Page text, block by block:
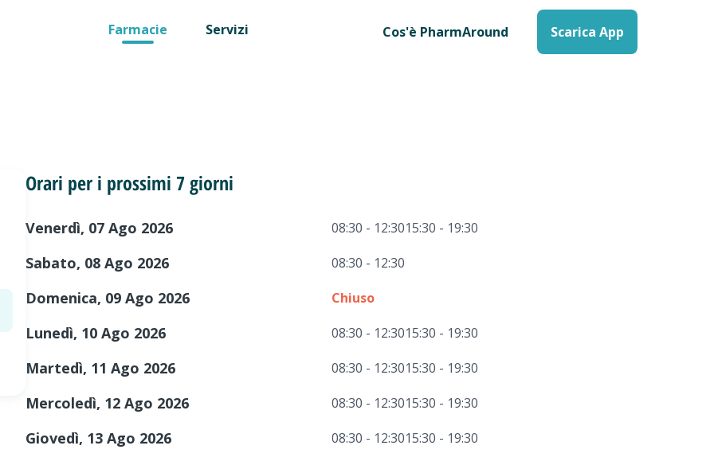
Farmacie Servizi Cos'è PharmAround Scarica App
Orari per i prossimi 7 giorni
Venerdì, 07 Ago 2026 08:30 - 12:3015:30 - 19:30
Sabato, 08 Ago 2026 08:30 - 12:30
Domenica, 09 Ago 2026 Chiuso
Lunedì, 10 Ago 2026 08:30 - 12:3015:30 - 19:30
Martedì, 11 Ago 2026 08:30 - 12:3015:30 - 19:30
Mercoledì, 12 Ago 2026 08:30 - 12:3015:30 - 19:30
Giovedì, 13 Ago 2026 08:30 - 12:3015:30 - 19:30